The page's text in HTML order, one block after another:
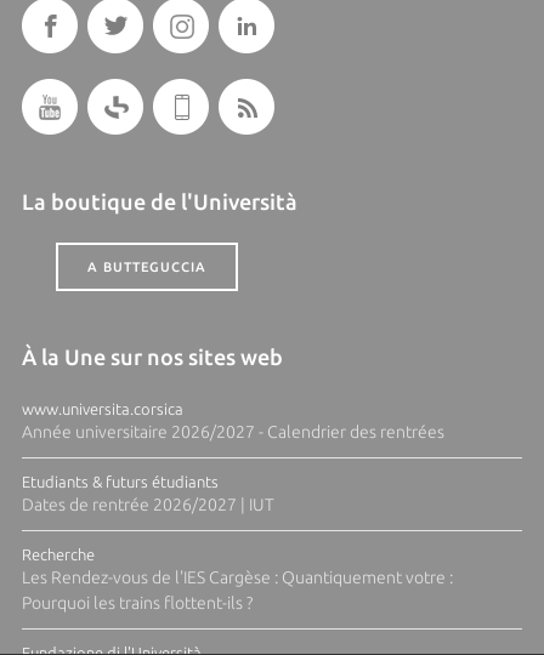
La boutique de l'Università
A BUTTEGUCCIA
À la Une sur nos sites web
www.universita.corsica
Année universitaire 2026/2027 - Calendrier des rentrées
Etudiants & futurs étudiants
Dates de rentrée 2026/2027 | IUT
Recherche
Les Rendez-vous de l'IES Cargèse : Quantiquement votre :
Pourquoi les trains flottent-ils ?